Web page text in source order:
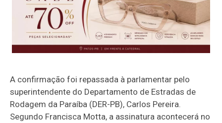
A confirmação foi repassada à parlamentar pelo
superintendente do Departamento de Estradas de
Rodagem da Paraíba (DER-PB), Carlos Pereira.
Segundo Francisca Motta, a assinatura acontecerá no